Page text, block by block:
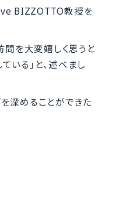
BIZZOTTO教授を
を大変嬉しく思うと
る」と、述べまし
深めることができた